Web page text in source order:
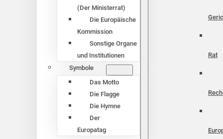
(Der Ministerrat)
Die Europäische
Kommission
Sonstige Organe
und Institutionen
Symbole
Das Motto
Die Flagge
Die Hymne
Der
Europatag
Rat